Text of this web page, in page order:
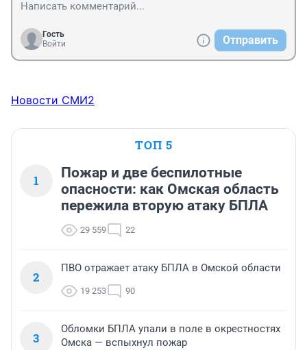
Гость
Войти
Отправить
Новости СМИ2
ТОП 5
1
Пожар и две беспилотные
опасности: как Омская область
пережила вторую атаку БПЛА
29 559 22
2
ПВО отражает атаку БПЛА в Омской области
19 253 90
3
Обломки БПЛА упали в поле в окрестностях
Омска — вспыхнул пожар